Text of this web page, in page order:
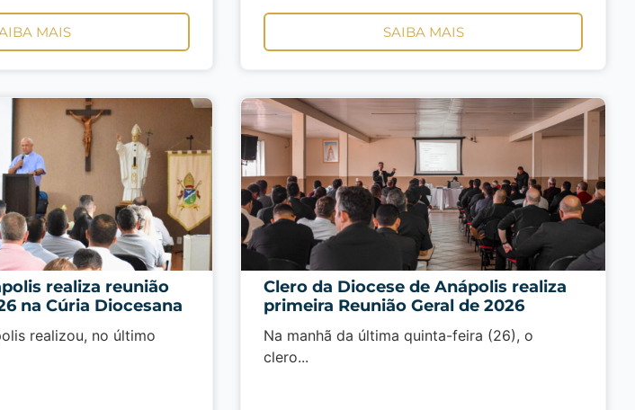
MAIS SAIBA MAIS
realiza reunião
na Cúria Diocesana
realizou, no último
Clero da Diocese de Anápolis realiza
primeira Reunião Geral de 2026
Na manhã da última quinta-feira (26), o
clero...